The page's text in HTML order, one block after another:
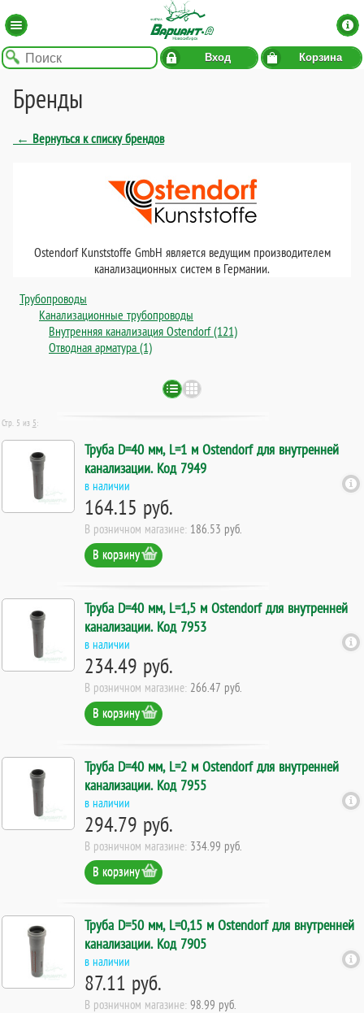
Вход Корзина
Бренды
← Вернуться к списку брендов
Ostendorf Kunststoffe GmbH является ведущим производителем
канализационных систем в Германии.
Трубопроводы
Канализационные трубопроводы
Внутренняя канализация Ostendorf (121)
Отводная арматура (1)
Стр. 5 из 5:
Труба D=40 мм, L=1 м Ostendorf для внутренней
канализации. Код 7949
в наличии
164.15 руб.
В розничном магазине: 186.53 руб.
В корзину
Труба D=40 мм, L=1,5 м Ostendorf для внутренней
канализации. Код 7953
в наличии
234.49 руб.
В розничном магазине: 266.47 руб.
В корзину
Труба D=40 мм, L=2 м Ostendorf для внутренней
канализации. Код 7955
в наличии
294.79 руб.
В розничном магазине: 334.99 руб.
В корзину
Труба D=50 мм, L=0,15 м Ostendorf для внутренней
канализации. Код 7905
в наличии
87.11 руб.
В розничном магазине: 98.99 руб.